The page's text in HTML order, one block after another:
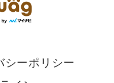
シーポリシー